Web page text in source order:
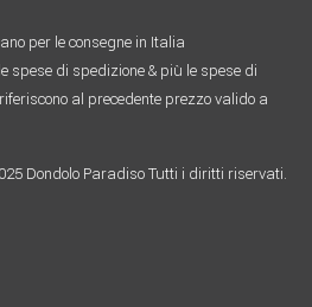
per le consegne in Italia
spese di spedizione & più le spese di
al precedente prezzo valido a
Dondolo Paradiso Tutti i diritti riservati.